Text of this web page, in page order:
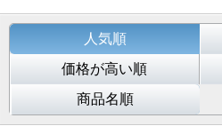
人気順
価格が高い順
商品名順